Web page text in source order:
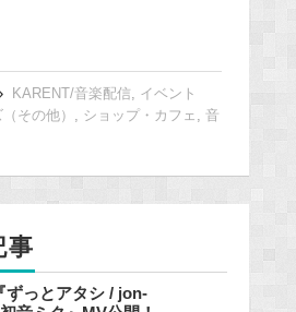
KARENT/音楽配信, イベント
その他） , ショップ・カフェ , 音
事
っとアタシ / jon-